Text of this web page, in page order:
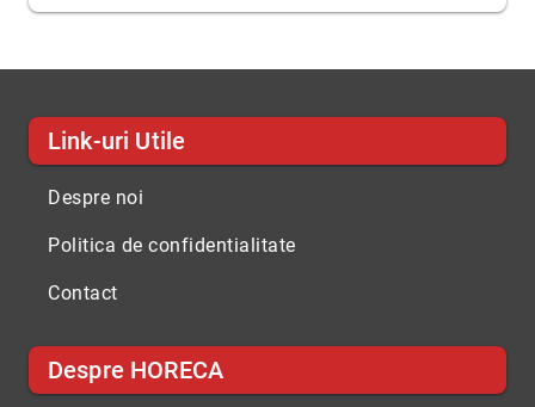
Link-uri Utile
Despre noi
Politica de confidentialitate
Contact
Despre HORECA